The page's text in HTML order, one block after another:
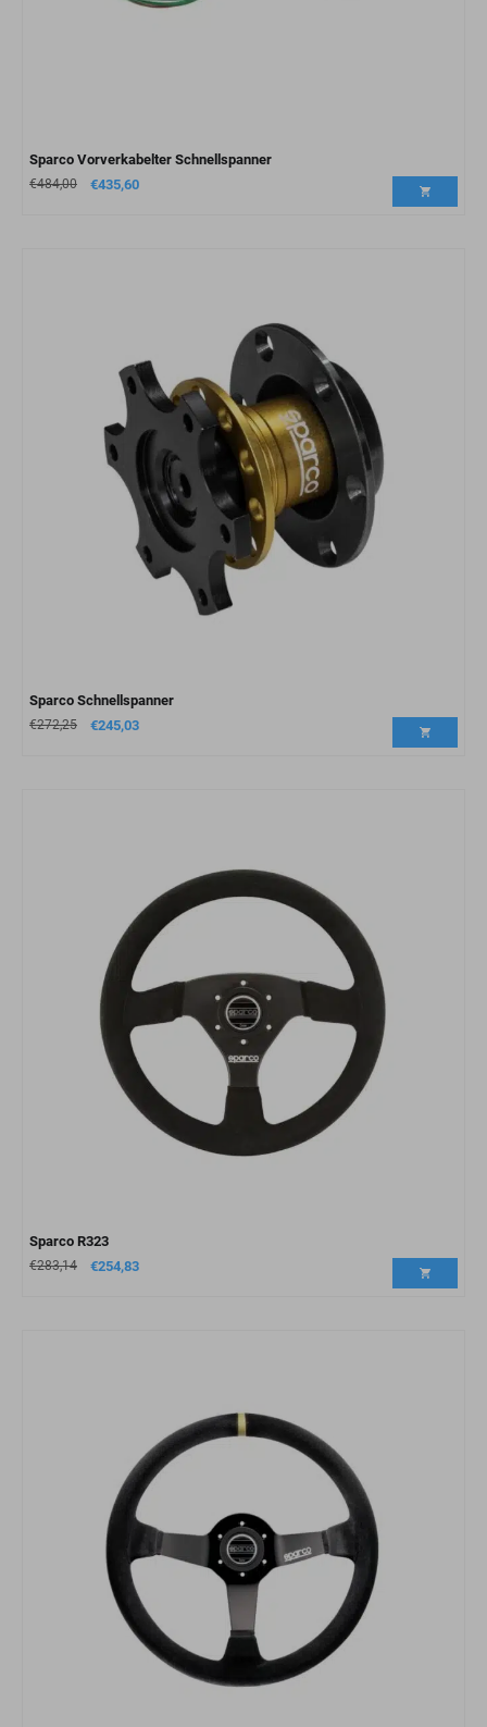
Sparco Vorverkabelter Schnellspanner
€484,00 €435,60
Sparco Schnellspanner
€272,25 €245,03
Sparco R323
€283,14 €254,83